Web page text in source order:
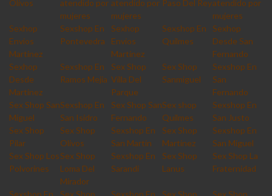
Olivos
atendido por
mujeres
atendido por
mujeres
Paso Del Reyatendido por
mujeres
Sexhop
Envios
Martinez
Sexshop En
Pontevedra
Sexhop
Envios
Martinez
Sexshop En
Quilmes
Sexhop
Desde San
Fernando
Sexhop
Desde
Martinez
Sexshop En
Ramos Mejia
Sex Shop
Villa Del
Parque
Sex Shop
Sanmiguel
Sexshop En
San
Fernando
Sex Shop San
Miguel
Sexshop En
San Isidro
Sex Shop San
Fernando
Sex shop
Quilmes
Sexshop En
San Justo
Sex Shop
Pilar
Sex Shop
Olivos
Sexshop En
San Martin
Sex Shop
Martinez
Sexshop En
San Miguel
Sex Shop Los
Polvorines
Sex Shop
Loma Del
Mirador
Sexshop En
Sarandi
Sex Shop
Lanus
Sex Shop La
Fraternidad
Sexshop En
Sex Shop
Sexshop En
Sex Shop
Sex Shop